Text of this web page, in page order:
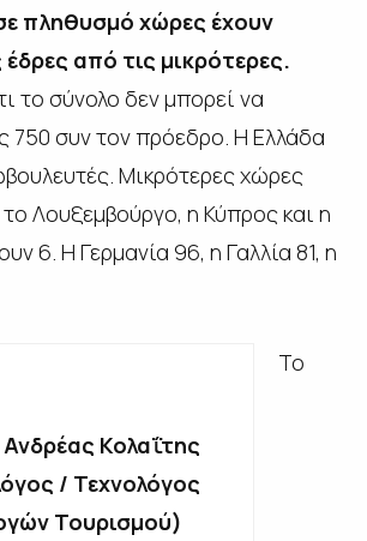
πληθυσμό χώρες έχουν
από τις μικρότερες.
το σύνολο δεν μπορεί να
750 συν τον πρόεδρο. Η Ελλάδα
Μικρότερες χώρες
Λουξεμβούργο, η Κύπρος και η
6. Η Γερμανία 96, η Γαλλία 81, η
Κολαΐτης
/ Τεχνολόγος
Τουρισμού)
Το